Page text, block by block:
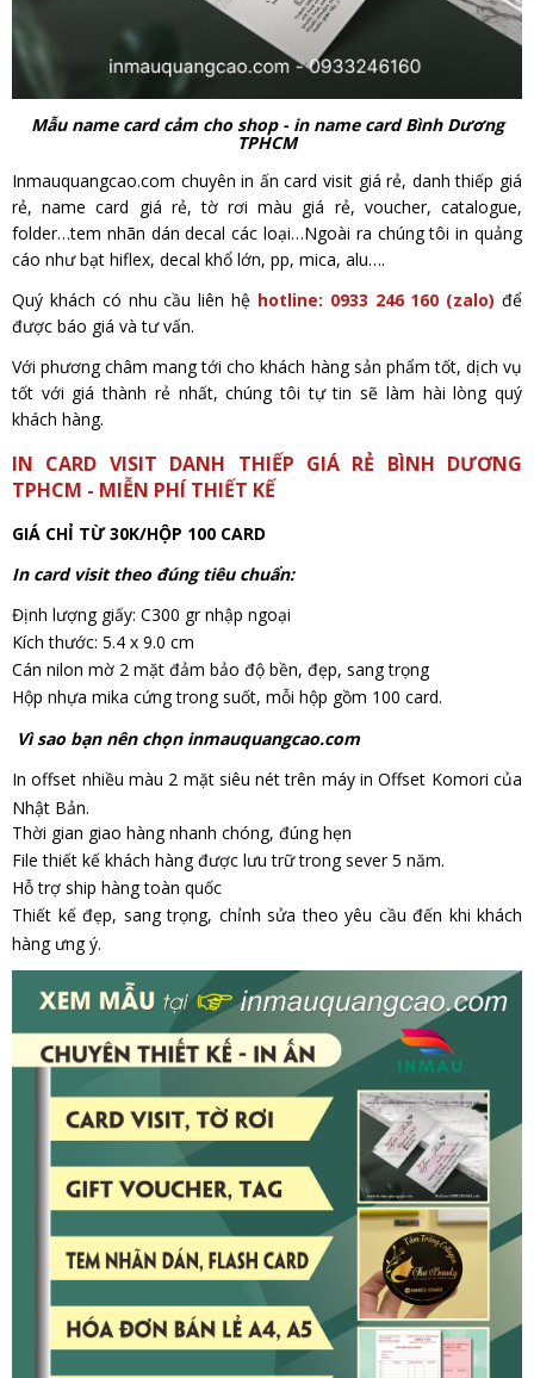
Mẫu name card cảm cho shop - in name card Bình Dương
TPHCM
Inmauquangcao.com chuyên in ấn card visit giá rẻ, danh thiếp giá
rẻ, name card giá rẻ, tờ rơi màu giá rẻ, voucher, catalogue,
folder…tem nhãn dán decal các loại…Ngoài ra chúng tôi in quảng
cáo như bạt hiflex, decal khổ lớn, pp, mica, alu….
Quý khách có nhu cầu liên hệ hotline: 0933 246 160 (zalo) để
được báo giá và tư vấn.
Với phương châm mang tới cho khách hàng sản phẩm tốt, dịch vụ
tốt với giá thành rẻ nhất, chúng tôi tự tin sẽ làm hài lòng quý
khách hàng.
IN CARD VISIT DANH THIẾP GIÁ RẺ BÌNH DƯƠNG
TPHCM - MIỄN PHÍ THIẾT KẾ
GIÁ CHỈ TỪ 30K/HỘP 100 CARD
In card visit theo đúng tiêu chuẩn:
Định lượng giấy: C300 gr nhập ngoại
Kích thước: 5.4 x 9.0 cm
Cán nilon mờ 2 mặt đảm bảo độ bền, đẹp, sang trọng
Hộp nhựa mika cứng trong suốt, mỗi hộp gồm 100 card.
Vì sao bạn nên chọn inmauquangcao.com
In offset nhiều màu 2 mặt siêu nét trên máy in Offset Komori của
Nhật Bản.
Thời gian giao hàng nhanh chóng, đúng hẹn
File thiết kế khách hàng được lưu trữ trong sever 5 năm.
Hỗ trợ ship hàng toàn quốc
Thiết kế đẹp, sang trọng, chỉnh sửa theo yêu cầu đến khi khách
hàng ưng ý.